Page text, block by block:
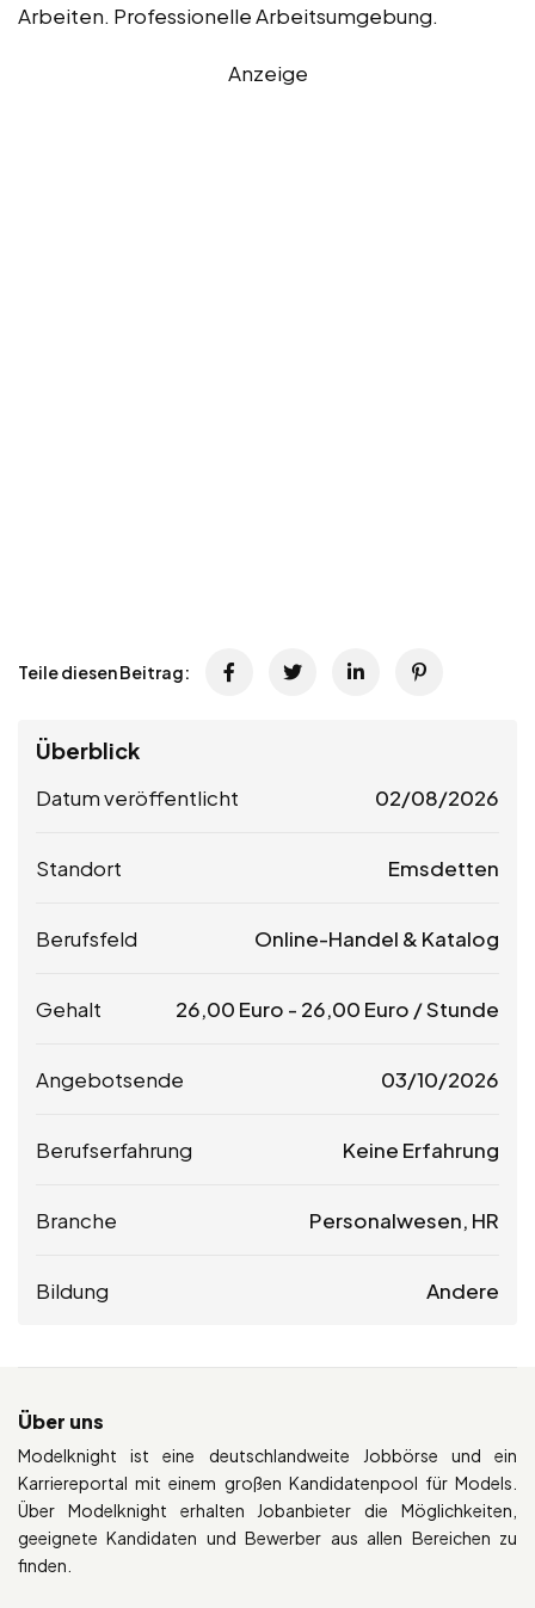
Arbeiten. Professionelle Arbeitsumgebung.
Anzeige
Teile diesen Beitrag:
Überblick
Datum veröffentlicht 02/08/2026
Standort Emsdetten
Berufsfeld Online-Handel & Katalog
Gehalt 26,00 Euro - 26,00 Euro / Stunde
Angebotsende 03/10/2026
Berufserfahrung Keine Erfahrung
Branche Personalwesen, HR
Bildung Andere
Über uns
Modelknight ist eine deutschlandweite Jobbörse und ein
Karriereportal mit einem großen Kandidatenpool für Models.
Über Modelknight erhalten Jobanbieter die Möglichkeiten,
geeignete Kandidaten und Bewerber aus allen Bereichen zu
finden.